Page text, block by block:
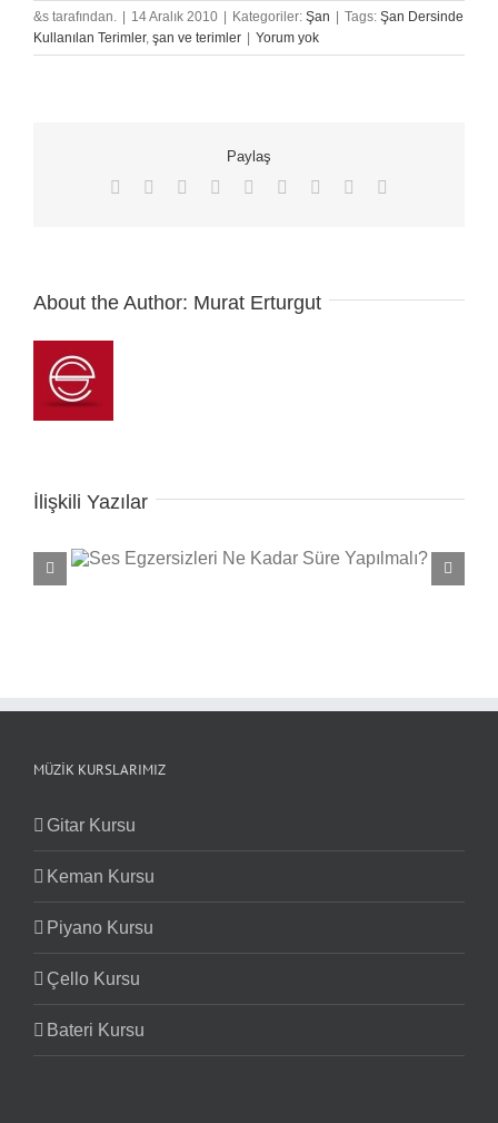
&s tarafından. | 14 Aralık 2010 | Kategoriler: Şan | Tags: Şan Dersinde
Kullanılan Terimler, şan ve terimler | Yorum yok
Paylaş
Facebook Reddit LinkedInWhatsApp
TumblrPinterest
About the Author: Murat Erturgut
İlişkili Yazılar
Ses Açarken Yapılan Hatalar
MÜZIK KURSLARIMIZ
Gitar Kursu
Keman Kursu
Piyano Kursu
Çello Kursu
Bateri Kursu